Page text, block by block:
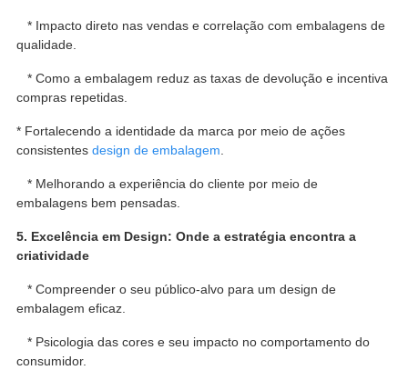
* Impacto direto nas vendas e correlação com embalagens de
qualidade.
* Como a embalagem reduz as taxas de devolução e incentiva
compras repetidas.
* Fortalecendo a identidade da marca por meio de ações
consistentes design de embalagem
* Melhorando a experiência do cliente por meio de
embalagens bem pensadas.
5. Excelência em Design: Onde a estratégia encontra a
criatividade
* Compreender o seu público-alvo para um design de
embalagem eficaz.
* Psicologia das cores e seu impacto no comportamento do
consumidor.